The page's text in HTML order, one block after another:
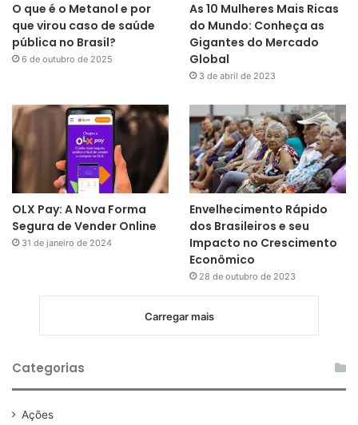
O que é o Metanol e por
que virou caso de saúde
pública no Brasil?
6 de outubro de 2025
As 10 Mulheres Mais Ricas
do Mundo: Conheça as
Gigantes do Mercado
Global
3 de abril de 2023
OLX Pay: A Nova Forma
Segura de Vender Online
31 de janeiro de 2024
Envelhecimento Rápido
dos Brasileiros e seu
Impacto no Crescimento
Econômico
28 de outubro de 2023
Carregar mais
Categorias
Ações